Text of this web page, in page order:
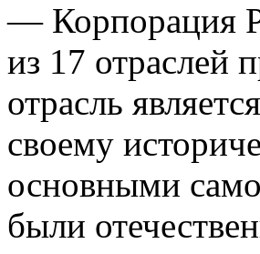
— Корпорация
из 17 отраслей
отрасль
своему
основными
были